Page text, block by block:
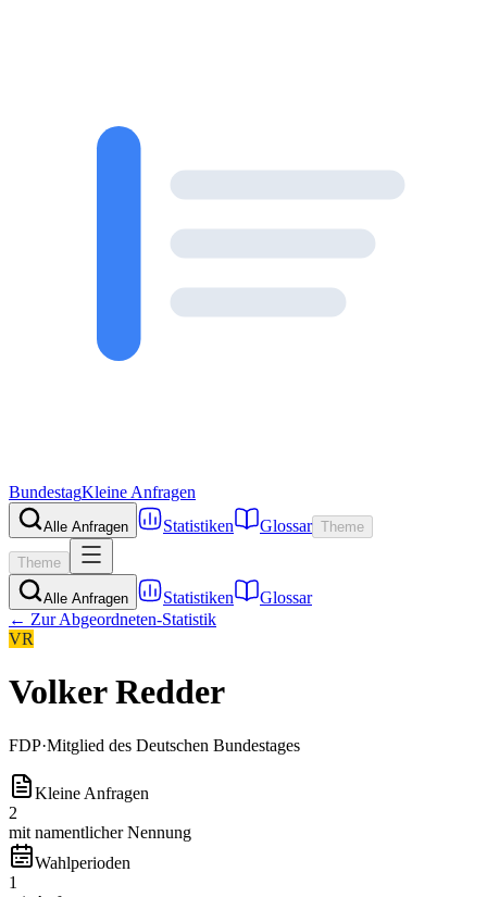
BundestagKleine Anfragen
Alle Anfragen Statistiken Glossar Theme
Theme
Alle Anfragen Statistiken
Glossar
← Zur Abgeordneten-Statistik
VR
Volker Redder
FDP·Mitglied des Deutschen Bundestages
Kleine Anfragen
2
mit namentlicher Nennung
Wahlperioden
1